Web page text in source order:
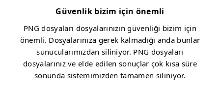
Güvenlik bizim için önemli
PNG dosyaları dosyalarınızın güvenliği bizim için
önemli. Dosyalarınıza gerek kalmadığı anda bunlar
sunucularımızdan siliniyor. PNG dosyaları
dosyalarınız ve elde edilen sonuçlar çok kısa süre
sonunda sistemimizden tamamen siliniyor.